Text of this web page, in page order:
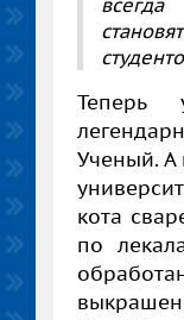
Теперь
Ученый.
кота
по